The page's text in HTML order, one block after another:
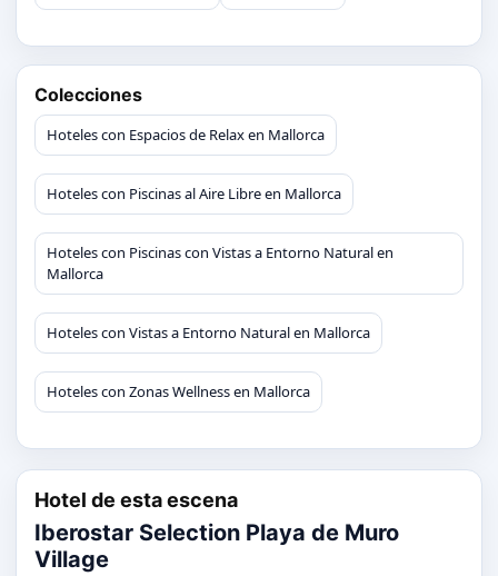
Colecciones
Hoteles con Espacios de Relax en Mallorca
Hoteles con Piscinas al Aire Libre en Mallorca
Hoteles con Piscinas con Vistas a Entorno Natural en
Mallorca
Hoteles con Vistas a Entorno Natural en Mallorca
Hoteles con Zonas Wellness en Mallorca
Hotel de esta escena
Iberostar Selection Playa de Muro
Village